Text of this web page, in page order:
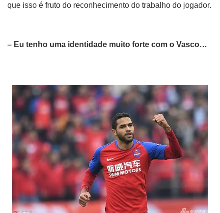
que isso é fruto do reconhecimento do trabalho do jogador.
– Eu tenho uma identidade muito forte com o Vasco…